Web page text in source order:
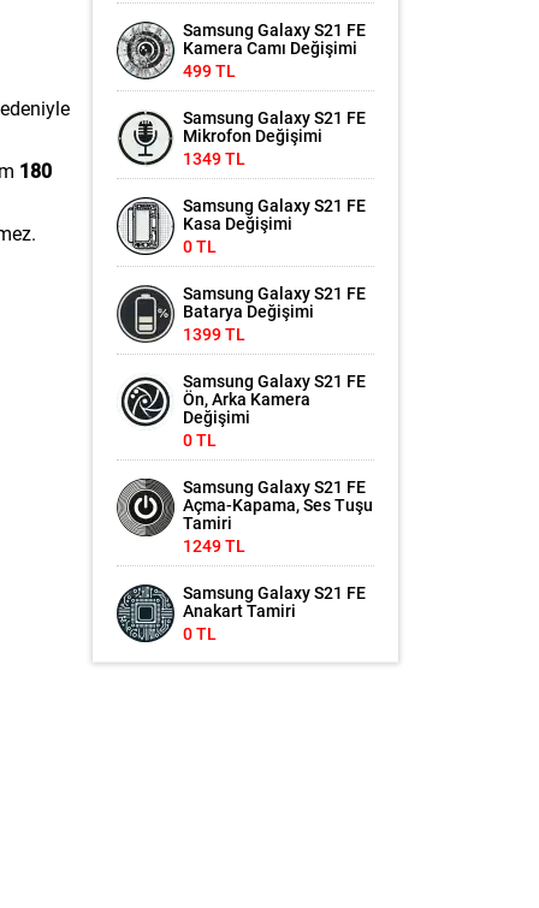
180
Samsung Galaxy S21 FE
Kamera Camı Değişimi
499 TL
Samsung Galaxy S21 FE
Mikrofon Değişimi
1349 TL
Samsung Galaxy S21 FE
Kasa Değişimi
0 TL
Samsung Galaxy S21 FE
Batarya Değişimi
1399 TL
Samsung Galaxy S21 FE
Ön, Arka Kamera
Değişimi
0 TL
Samsung Galaxy S21 FE
Açma-Kapama, Ses Tuşu
Tamiri
1249 TL
Samsung Galaxy S21 FE
Anakart Tamiri
0 TL